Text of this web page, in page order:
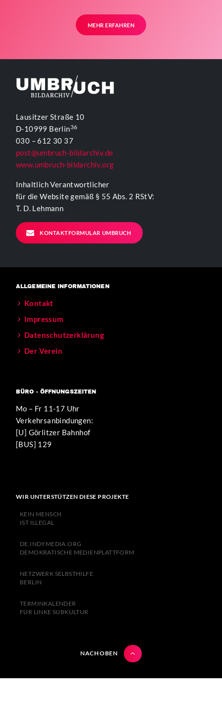
MEHR ERFAHREN
Lausitzer Straße 10
D-10999 Berlin36
030 – 612 30 37
post@umbruch-bildarchiv.de
www.umbruch-bildarchiv.org
Inhaltlich Verantwortlicher
für die Website gemäß § 55 Abs. 2 RStV:
T. D. Lehmann
KONTAKTFORMULAR UMBRUCH
ALLGEMEINE INFORMATIONEN
Kontakt
Impressum
Datenschutzerklärung
Der Verein
BÜRO - ÖFFNUNGSZEITEN
Mo – Fr 11-17 Uhr
Verkehrsanbindungen:
[U] Görlitzer Bahnhof
[BUS] 129
WIR UNTERSTÜTZEN DIESE PROJEKTE
KEIN MENSCH
IST ILLEGAL
DE.INDYMEDIA.ORG
DEMOKRATISCHE MEDIENPLATTFORM
NETZWERK SELBSTHILFE
BERLIN
TERMINKALENDER
FÜR LINKE SUBKULTUR
NACH OBEN